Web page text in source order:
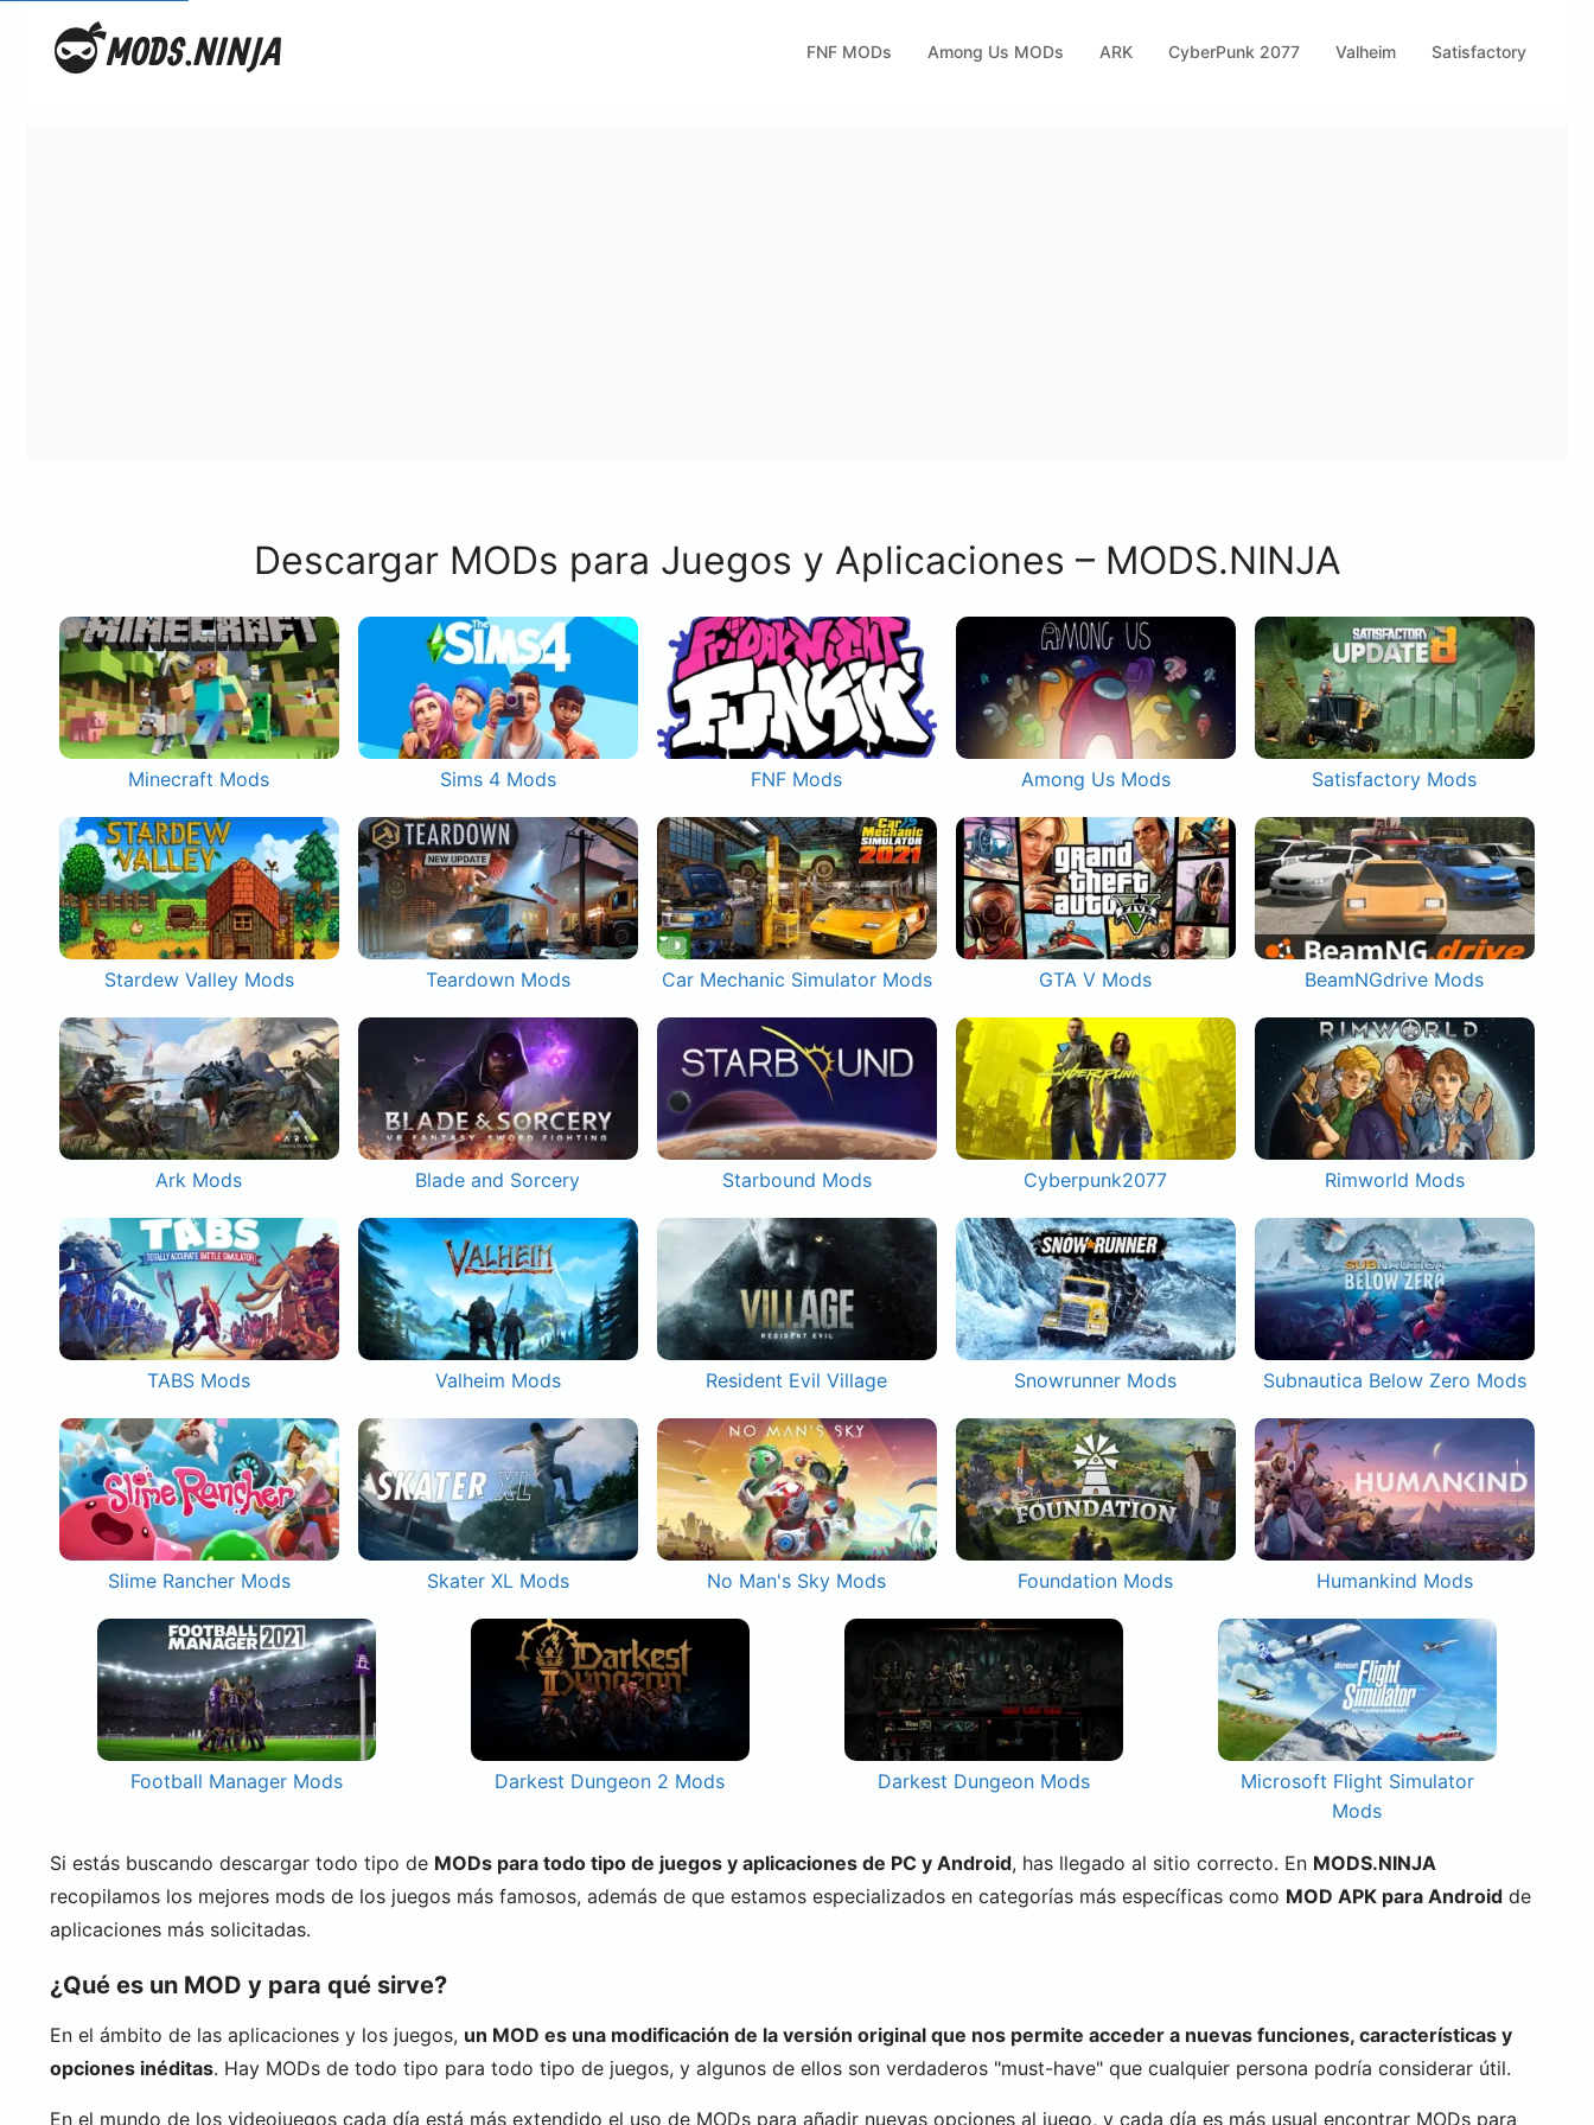
FNF MODs Among Us MODs ARK CyberPunk 2077 Valheim Satisfactory
Descargar MODs para Juegos y Aplicaciones – MODS.NINJA
Minecraft Mods Sims 4 Mods FNF Mods Among Us Mods Satisfactory Mods
Stardew Valley Mods Teardown Mods Car Mechanic Simulator Mods GTA V Mods BeamNGdrive Mods
Ark Mods Blade and Sorcery Starbound Mods Cyberpunk2077 Rimworld Mods
TABS Mods Valheim Mods Resident Evil Village Snowrunner Mods Subnautica Below Zero Mods
Slime Rancher Mods Skater XL Mods No Man's Sky Mods Foundation Mods Humankind Mods
Football Manager Mods Darkest Dungeon 2 Mods Darkest Dungeon Mods
Microsoft Flight Simulator
Mods
Si estás buscando descargar todo tipo de MODs para todo tipo de juegos y aplicaciones de PC y Android, has llegado al sitio correcto. En MODS.NINJA
recopilamos los mejores mods de los juegos más famosos, además de que estamos especializados en categorías más específicas como MOD APK para Android de
aplicaciones más solicitadas.
¿Qué es un MOD y para qué sirve?
En el ámbito de las aplicaciones y los juegos, un MOD es una modificación de la versión original que nos permite acceder a nuevas funciones, características y
opciones inéditas. Hay MODs de todo tipo para todo tipo de juegos, y algunos de ellos son verdaderos "must-have" que cualquier persona podría considerar útil.
En el mundo de los videojuegos cada día está más extendido el uso de MODs para añadir nuevas opciones al juego, y cada día es más usual encontrar MODs para